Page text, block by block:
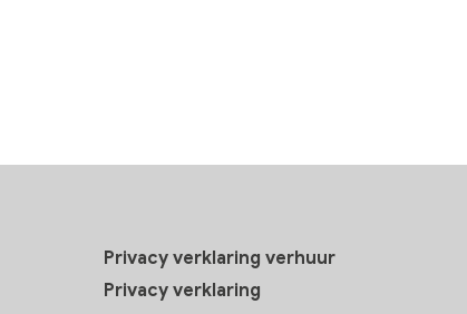
Privacy verklaring verhuur
Privacy verklaring